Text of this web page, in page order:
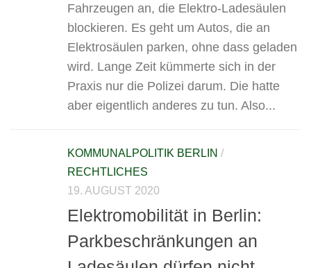
Fahrzeugen an, die Elektro-Ladesäulen
blockieren. Es geht um Autos, die an
Elektrosäulen parken, ohne dass geladen
wird. Lange Zeit kümmerte sich in der
Praxis nur die Polizei darum. Die hatte
aber eigentlich anderes zu tun. Also...
KOMMUNALPOLITIK BERLIN /
RECHTLICHES
19. AUGUST 2020
Elektromobilität in Berlin:
Parkbeschränkungen an